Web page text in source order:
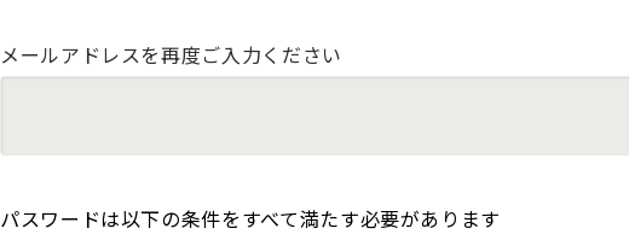
メールアドレスを再度ご入力ください
パスワードは以下の条件をすべて満たす必要があります